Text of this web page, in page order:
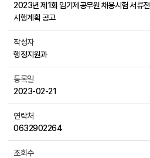
2023년 제1회 임기제공무원 채용시험 서류
시행계획 공고
작성자
행정지원과
등록일
2023-02-21
연락처
0632902264
조회수